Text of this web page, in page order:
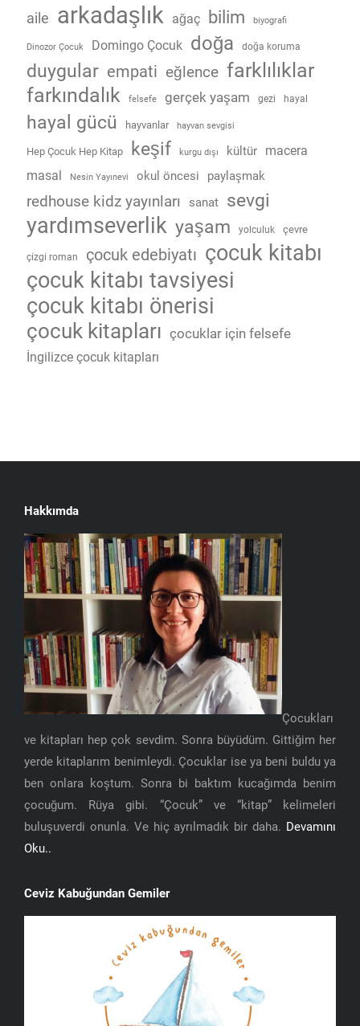
aile arkadaşlık ağaç bilim biyografi
Dinozor Çocuk Domingo Çocuk doğa doğa koruma
duygular empati eğlence farklılıklar
farkındalık
felsefe gerçek yaşam gezi hayal
hayal gücü hayvanlar hayvan sevgisi
Hep Çocuk Hep Kitap keşif kurgu dışı kültür
macera
masal
Nesin Yayınevi okul öncesi paylaşmak
redhouse kidz yayınları sanat sevgi
yardımseverlik yaşam yolculuk çevre
çizgi roman çocuk edebiyatı çocuk kitabı
çocuk kitabı tavsiyesi
çocuk kitabı önerisi
çocuk kitapları çocuklar için felsefe
İngilizce çocuk kitapları
Hakkımda
Çocukları
ve kitapları hep çok sevdim. Sonra büyüdüm. Gittiğim her
yerde kitaplarım benimleydi. Çocuklar ise ya beni buldu ya
ben onlara koştum. Sonra bi baktım kucağımda benim
çocuğum. Rüya gibi. “Çocuk” ve “kitap” kelimeleri
buluşuverdi onunla. Ve hiç ayrılmadık bir daha. Devamını
Oku..
Ceviz Kabuğundan Gemiler